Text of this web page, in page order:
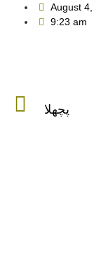
August
9:23 am
پچھلا